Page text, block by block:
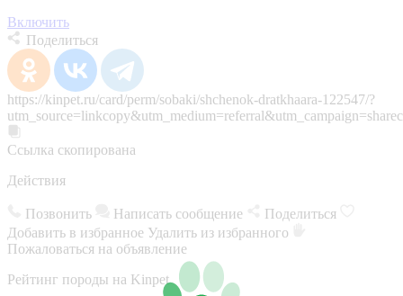
Включить
Поделиться
https://kinpet.ru/card/perm/sobaki/shchenok-dratkhaara-122547/?
Ссылка скопирована
Действия
Позвонить Написать сообщение
Поделиться
Добавить в избранное Удалить из избранного
Пожаловаться на объявление
Рейтинг породы на Kinpet